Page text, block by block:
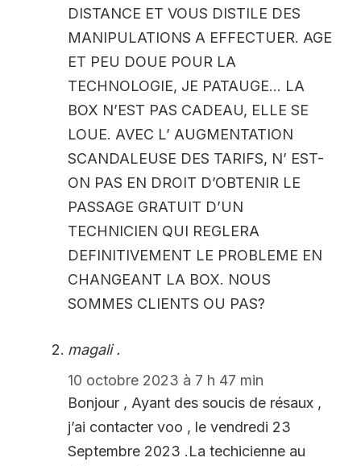
DISTANCE ET VOUS DISTILE DES
MANIPULATIONS A EFFECTUER. AGE
ET PEU DOUE POUR LA
TECHNOLOGIE, JE PATAUGE… LA
BOX N’EST PAS CADEAU, ELLE SE
LOUE. AVEC L’ AUGMENTATION
SCANDALEUSE DES TARIFS, N’ EST-
ON PAS EN DROIT D’OBTENIR LE
PASSAGE GRATUIT D’UN
TECHNICIEN QUI REGLERA
DEFINITIVEMENT LE PROBLEME EN
CHANGEANT LA BOX. NOUS
SOMMES CLIENTS OU PAS?
magali .
10 octobre 2023 à 7 h 47 min
Bonjour , Ayant des soucis de résaux ,
j’ai contacter voo , le vendredi 23
Septembre 2023 .La techicienne au